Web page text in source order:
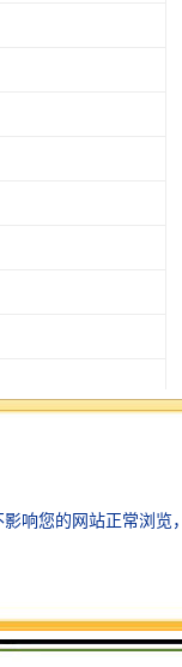
保管道连接紧